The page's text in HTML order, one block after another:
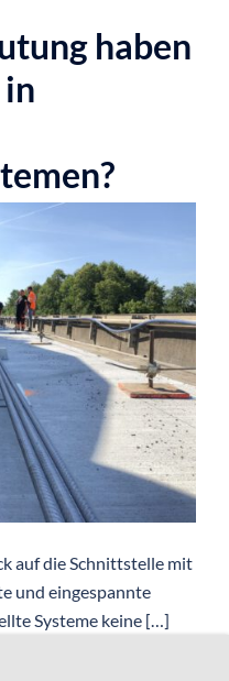
haben
auf die Schnittstelle mit
und eingespannte
Systeme keine […]